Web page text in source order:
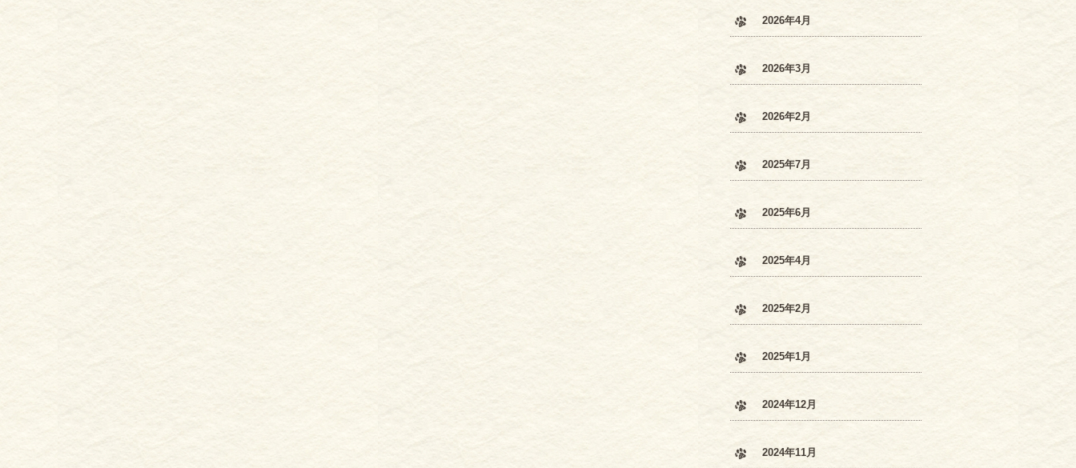
2026年4月
2026年3月
2026年2月
2025年7月
2025年6月
2025年4月
2025年2月
2025年1月
2024年12月
2024年11月